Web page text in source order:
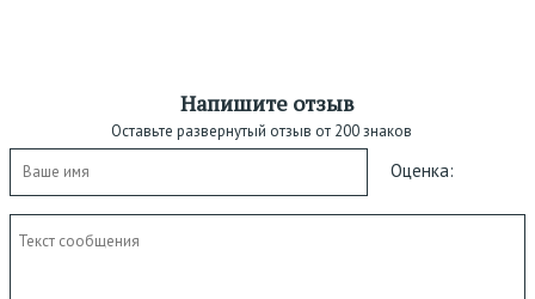
Напишите отзыв
Оставьте развернутый отзыв от 200 знаков
Оценка: